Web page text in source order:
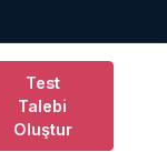
Test
Talebi
Oluştur